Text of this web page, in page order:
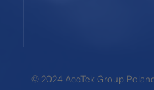
© 2024 AccTek Group